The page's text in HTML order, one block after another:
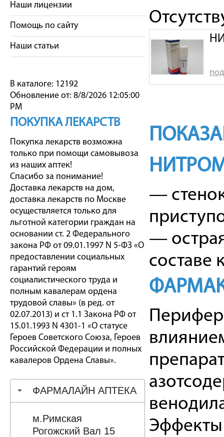
Наши лицензии
Помощь по сайту
Наши статьи
В каталоге: 12192
Обновление от: 8/8/2026 12:05:00
PM
ПОКУПКА ЛЕКАРСТВ
Покупка лекарств возможна
только при помощи самовывоза
из наших аптек!
Спасибо за понимание!
Доставка лекарств на дом,
доставка лекарств по Москве
осуществляется только для
льготной категории граждан на
основании ст. 2 Федерального
закона РФ от 09.01.1997 N 5-ФЗ «О
предоставлении социальных
гарантий героям
социалистического труда и
полным кавалерам ордена
трудовой славы» (в ред. от
02.07.2013) и ст 1.1 Закона РФ от
15.01.1993 N 4301-1 «О статусе
Героев Советского Союза, Героев
Российской Федерации и полных
кавалеров Ордена Славы».
ФАРМАЛАЙН АПТЕКА
м.Римская
Рогожский Вал 15
—
—
составе
Эффекты